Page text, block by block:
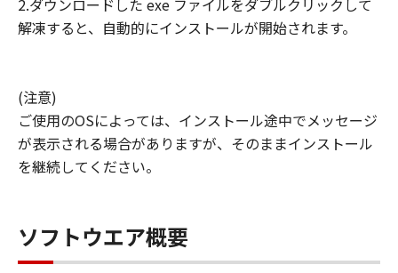
2.ダウンロードした exe ファイルをダブルクリックして
解凍すると、自動的にインストールが開始されます。
(注意)
ご使用のOSによっては、インストール途中でメッセージ
が表示される場合がありますが、そのままインストール
を継続してください。
ソフトウエア概要